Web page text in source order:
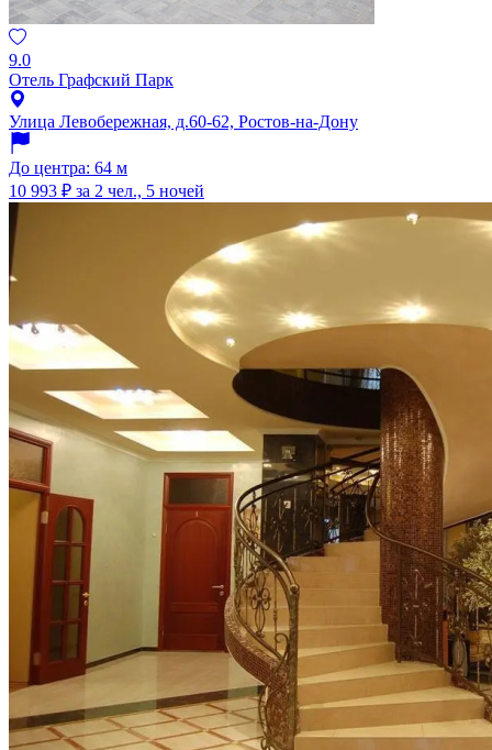
9.0
Отель Графский Парк
Улица Левобережная, д.60-62, Ростов-на-Дону
До центра: 64 м
10 993 ₽ за 2 чел., 5 ночей